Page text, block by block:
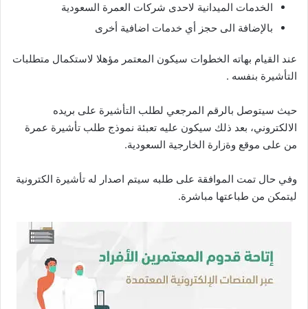
الخدمات الميدانية لاحدى شركات العمرة السعودية
بالإضافة الى حجز أي خدمات اضافية أخرى
عند القيام بهاته الخطوات سيكون المعتمر مؤهلا لاستكمال متطلبات
التأشيرة بنفسه .
حيث سيتوصل بالرقم المرجعي لطلب التأشيرة على بريده
الالكتروني، بعد ذلك سيكون عليه تعبئة نموذج طلب تأشيرة عمرة
من على موقع وةزارة الخارجية السعودية.
وفي حال تمت الموافقة على طلبه سيتم اصدار له تأشيرة الكترونية
ليتمكن من طباعتها مباشرة.